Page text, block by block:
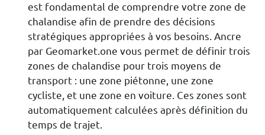
est fondamental de comprendre votre zone de
chalandise afin de prendre des décisions
stratégiques appropriées à vos besoins. Ancre
par Geomarket.one vous permet de définir trois
zones de chalandise pour trois moyens de
transport : une zone piétonne, une zone
cycliste, et une zone en voiture. Ces zones sont
automatiquement calculées après définition du
temps de trajet.